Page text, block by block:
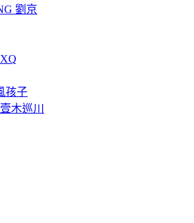
劉京
孩子
木巡川